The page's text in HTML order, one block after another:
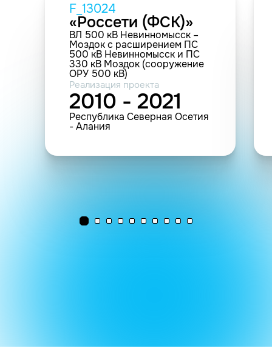
F_13024
«Россети (ФСК)»
ВЛ 500 кВ Невинномысск –
Моздок с расширением ПС
500 кВ Невинномысск и ПС
330 кВ Моздок (сооружение
ОРУ 500 кВ)
Реализация проекта
2010 - 2021
Республика Северная Осетия
- Алания